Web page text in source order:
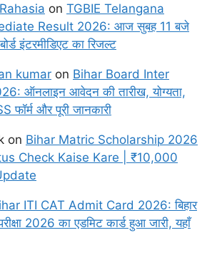
on TGBIE Telangana
Result 2026: आज सुबह 11 बजे
इंटरमीडिएट का रिजल्ट
kumar on Bihar Board Inter
ऑनलाइन आवेदन की तारीख, योग्यता,
फॉर्म और पूरी जानकारी
on Bihar Matric Scholarship 2026
Check Kaise Kare | ₹10,000
ITI CAT Admit Card 2026: बिहार
2026 का एडमिट कार्ड हुआ जारी, यहाँ